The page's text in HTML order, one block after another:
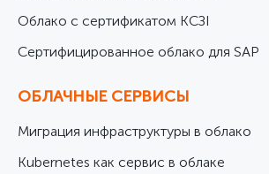
Облако с сертификатом КСЗІ
Cертифицированное облако для SAP
ОБЛАЧНЫЕ СЕРВИСЫ
Миграция инфраструктуры в облако
Kubernetes как сервис в облаке